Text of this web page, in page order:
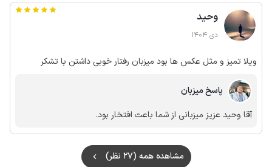
🙏🏻
بیشتر کنید یا با بنده تماس بگیرید که مجدد انجام وظیفه کنم، انشالا
سفر بعدی بیشتر باهم درتماس خواهیم بود که راحتی بیشتری بتونم
وحید
دی 1404
ویلا تمیز و مثل عکس ها بود میزبان رفتار خوبی داشتن با تشکر
پاسخ میزبان
آقا وحید عزیز میزبانی از شما باعث افتخار بود.
مشاهده همه (27 نظر)